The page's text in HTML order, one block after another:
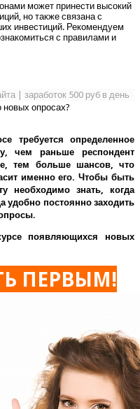
может принести высокий
но также связана с
инвестиций. Рекомендуем
с правилами и
заработок 500 руб в день
опросах?
требуется определенное
чем раньше респондент
тем больше шансов, что
именно его.Чтобы быть
необходимо знать, когда
удобно постоянно заходить
появляющихся новых
ПЕРВЫМ!